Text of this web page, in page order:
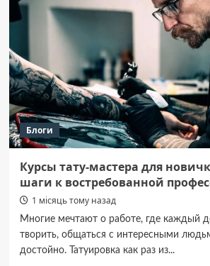
запчастин
для
тракторів:
до
ходової
Блоги
Курсы тату-мастера для
шаги к востребованной
1 місяць тому назад
Многие мечтают о работе, где каждый
творить, общаться с интересными
достойно. Татуировка как раз из...